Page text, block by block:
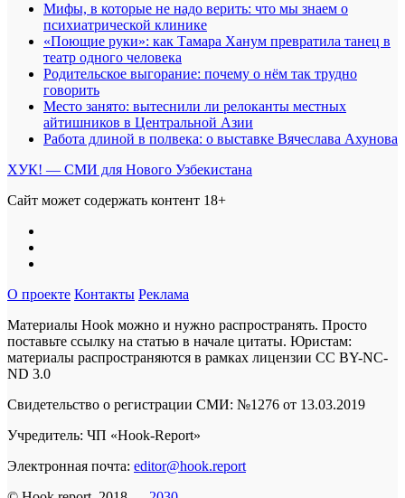
Мифы, в которые не надо верить: что мы знаем о
психиатрической клинике
«Поющие руки»: как Тамара Ханум превратила танец в
театр одного человека
Родительское выгорание: почему о нём так трудно
говорить
Место занято: вытеснили ли релоканты местных
айтишников в Центральной Азии
Работа длиной в полвека: о выставке Вячеслава Ахунова
ХУК! — СМИ для Нового Узбекистана
Сайт может содержать контент 18+
О проекте Контакты Реклама
Материалы Hook можно и нужно распространять. Просто
поставьте ссылку на статью в начале цитаты. Юристам:
материалы распространяются в рамках лицензии CC BY-NC-
ND 3.0
Свидетельство о регистрации СМИ: №1276 от 13.03.2019
Учредитель: ЧП «Hook-Report»
Электронная почта: editor@hook.report